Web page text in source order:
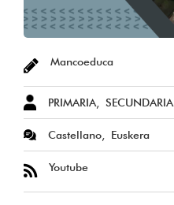
Mancoeduca
PRIMARIA SECUNDARIA
Castellano Euskera
Youtube